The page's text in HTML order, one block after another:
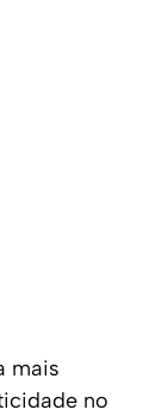
mais
no